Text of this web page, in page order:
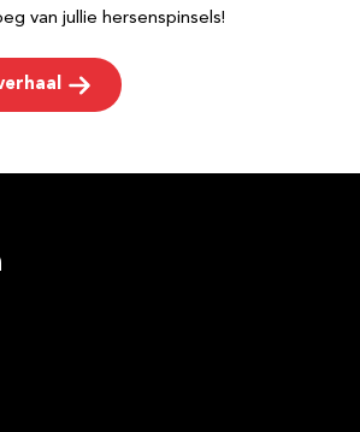
van jullie hersenspinsels!